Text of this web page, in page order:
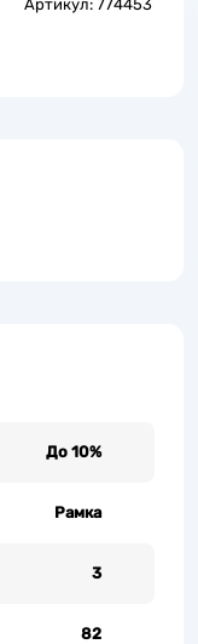
Артикул: 774453
До 10%
Рамка
3
82